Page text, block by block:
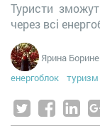
Туристи
через всі
Ярина
енергоблок
туризм